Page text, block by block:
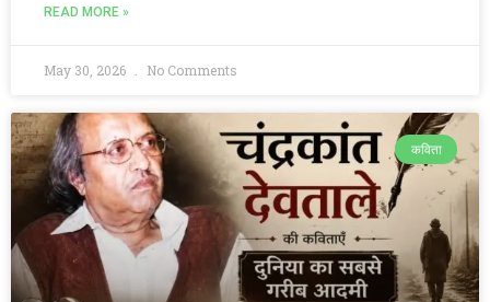
READ MORE »
May 30, 2026 No Comments
कविता